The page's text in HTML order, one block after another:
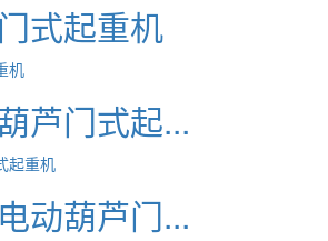
式起重机
芦门式起...
动葫芦门...